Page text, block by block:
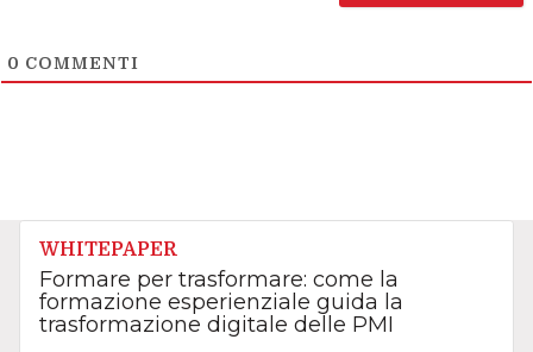
0 COMMENTI
WHITEPAPER
Formare per trasformare: come la
formazione esperienziale guida la
trasformazione digitale delle PMI